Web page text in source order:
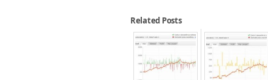
Related Posts